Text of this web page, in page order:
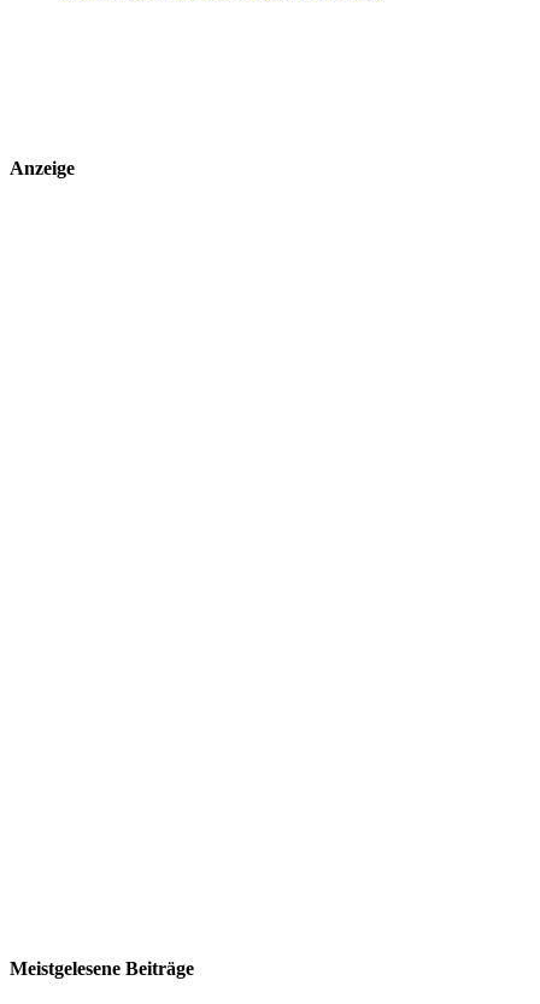
Anzeige
Meistgelesene Beiträge